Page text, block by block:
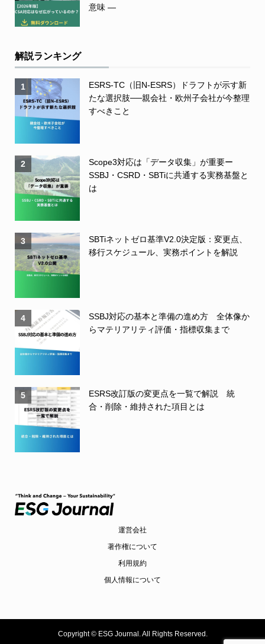
意味 ―
解説ランキング
1
ESRS-TC（旧N-ESRS）ドラフトが示す新
たな選択肢──親会社・欧州子会社が今整理
すべきこと
2
Scope3対応は「データ収集」が重要ー
SSBJ・CSRD・SBTiに共通する実務基盤と
は
3
SBTiネットゼロ基準V2.0決定版：変更点、
移行スケジュール、実務ポイントを解説
4
SSBJ対応の基本と準備の進め方 全体像か
らマテリアリティ評価・指標収集まで
5
ESRS改訂版の変更点を一覧で解説 統
合・削除・維持された項目とは
運営会社
著作権について
利用規約
個人情報について
Copyright ©ESG Journal. All Rights Reserved.